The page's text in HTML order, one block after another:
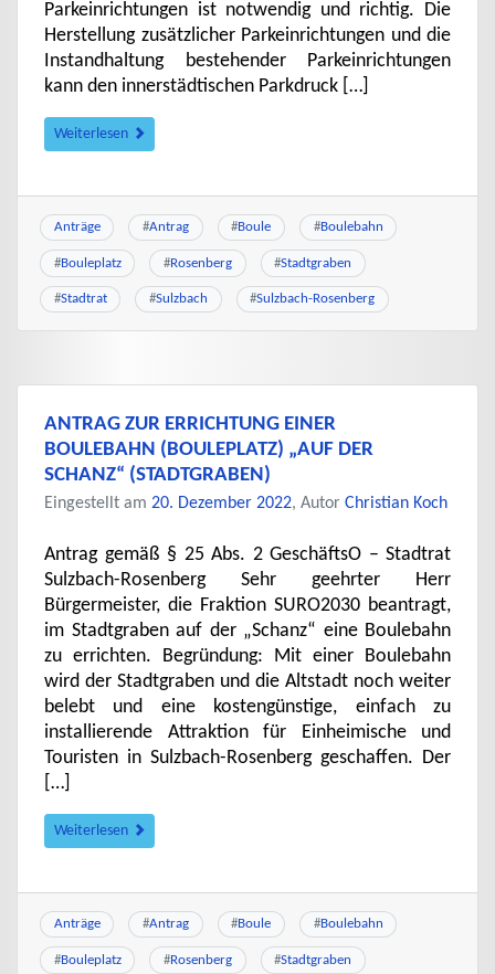
Parkeinrichtungen ist notwendig und richtig. Die
Herstellung zusätzlicher Parkeinrichtungen und die
Instandhaltung bestehender Parkeinrichtungen
kann den innerstädtischen Parkdruck […]
Weiterlesen
Anträge #Antrag #Boule #Boulebahn
#Bouleplatz #Rosenberg #Stadtgraben
#Stadtrat #Sulzbach #Sulzbach-Rosenberg
ANTRAG ZUR ERRICHTUNG EINER
BOULEBAHN (BOULEPLATZ) „AUF DER
SCHANZ“ (STADTGRABEN)
Eingestellt am 20. Dezember 2022, Autor Christian Koch
Antrag gemäß § 25 Abs. 2 GeschäftsO – Stadtrat
Sulzbach-Rosenberg Sehr geehrter Herr
Bürgermeister, die Fraktion SURO2030 beantragt,
im Stadtgraben auf der „Schanz“ eine Boulebahn
zu errichten. Begründung: Mit einer Boulebahn
wird der Stadtgraben und die Altstadt noch weiter
belebt und eine kostengünstige, einfach zu
installierende Attraktion für Einheimische und
Touristen in Sulzbach-Rosenberg geschaffen. Der
[…]
Weiterlesen
Anträge #Antrag #Boule #Boulebahn
#Bouleplatz #Rosenberg #Stadtgraben